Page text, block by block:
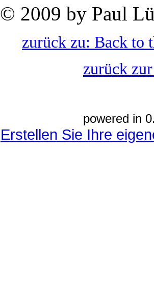
© 2009 by Paul
zurück zu: Back to
zurück
powered in
Erstellen Sie Ihre